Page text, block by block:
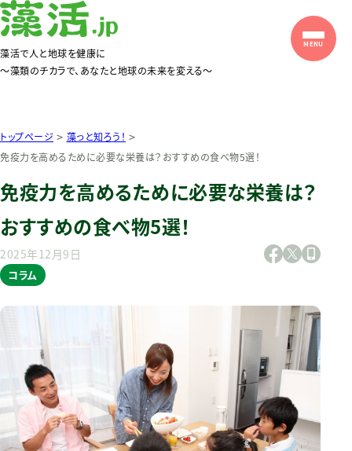
藻活で人と地球を健康に
〜藻類のチカラで、あなたと地球の未来を変える〜
トップページ > 藻っと知ろう！ >
免疫力を高めるために必要な栄養は？おすすめの食べ物5選！
免疫力を高めるために必要な栄養は？
おすすめの食べ物5選！
2025年12月9日
コラム